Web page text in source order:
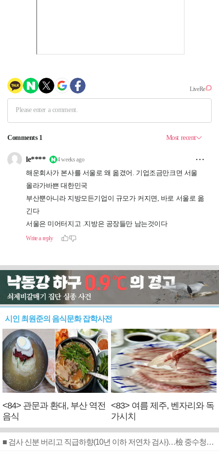
시인 최원준의 음식문화 잡학사전
<84> 관문과 환대, 부산 역전
음식
<83> 여름 제주, 벤자리와 독
가시치
■ 검사 신분 버리고 직급하향(10년 이하 저연차 검사)…檢 중수청행 기피